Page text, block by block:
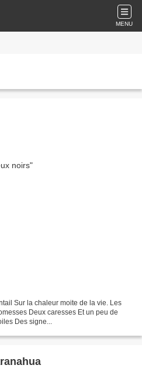
MENU
Sur la chaleur moite de la vie. Les
Deux caresses Et un peu de
Des signe...